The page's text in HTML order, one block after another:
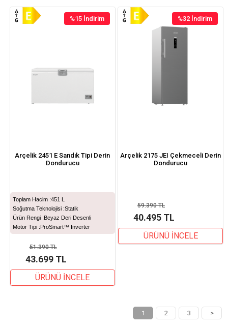
Arçelik 2451 E Sandık Tipi Derin
Dondurucu
Toplam Hacim :451 L
Soğutma Teknolojisi :Statik
Ürün Rengi :Beyaz Deri Desenli
Motor Tipi :ProSmart™ Inverter
43.699 TL
51.390 TL
ÜRÜNÜ İNCELE
%15 İndirim
Arçelik 2175 JEI Çekmeceli Derin
Dondurucu
40.495 TL
59.390 TL
ÜRÜNÜ İNCELE
%32 İndirim
1 2 3 >